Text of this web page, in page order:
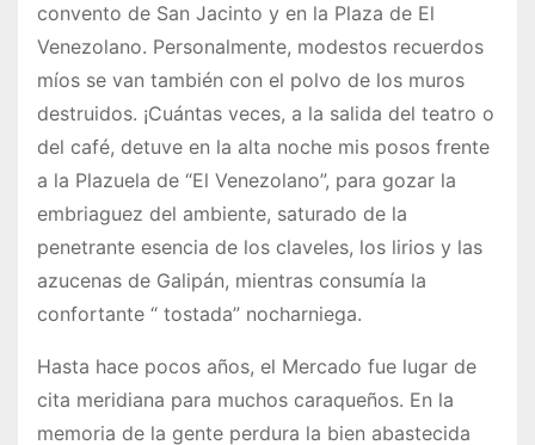
convento de San Jacinto y en la Plaza de El
Venezolano. Personalmente, modestos recuerdos
míos se van también con el polvo de los muros
destruidos. ¡Cuántas veces, a la salida del teatro o
del café, detuve en la alta noche mis posos frente
a la Plazuela de “El Venezolano”, para gozar la
embriaguez del ambiente, saturado de la
penetrante esencia de los claveles, los lirios y las
azucenas de Galipán, mientras consumía la
confortante “ tostada” nocharniega.
Hasta hace pocos años, el Mercado fue lugar de
cita meridiana para muchos caraqueños. En la
memoria de la gente perdura la bien abastecida